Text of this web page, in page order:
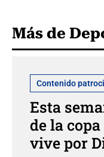
Más de
Contenido
Esta
de la
vive por